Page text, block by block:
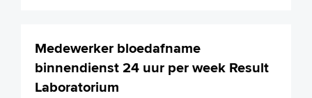
Medewerker bloedafname
binnendienst 24 uur per week Result
Laboratorium